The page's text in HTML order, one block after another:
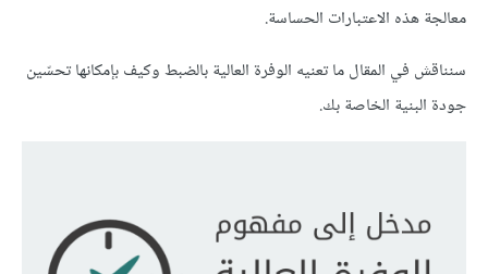
معالجة هذه الاعتبارات الحساسة.
سنناقش في المقال ما تعنيه الوفرة العالية بالضبط وكيف بإمكانها تحسّين
جودة البنية الخاصة بك.